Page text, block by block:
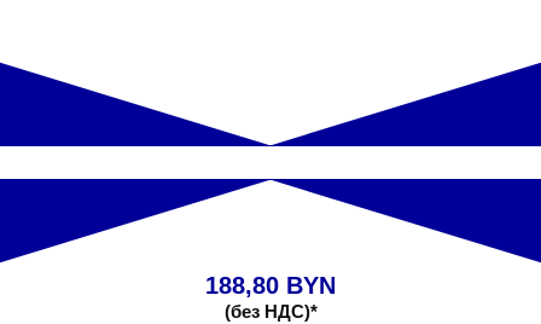
188,80 BYN
(без НДС)*